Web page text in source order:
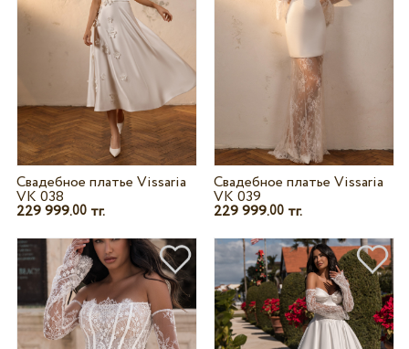
Свадебное платье Vissaria
VK 038
229 999.00тг.
Свадебное платье Vissaria
VK 039
229 999.00 тг.